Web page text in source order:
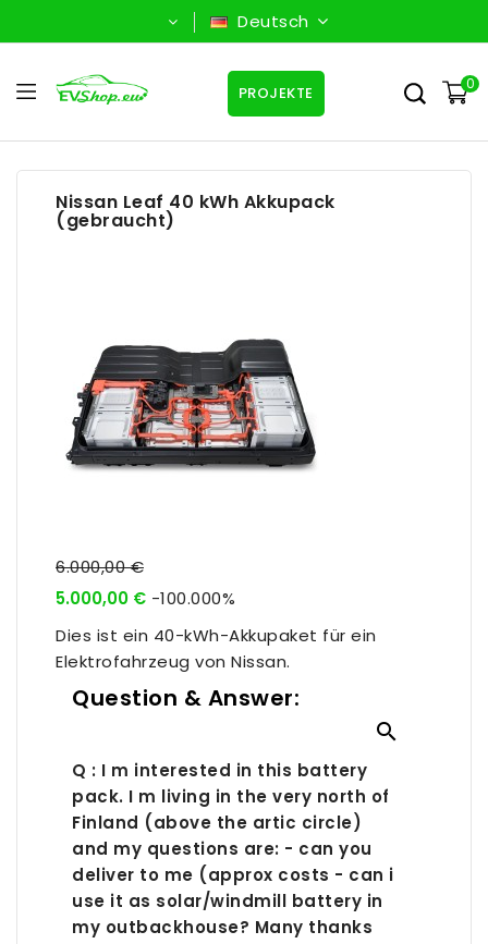
Deutsch
0
PROJEKTE
Nissan Leaf 40 kWh Akkupack
(gebraucht)
6.000,00 €
5.000,00 € -100.000%
Dies ist ein 40-kWh-Akkupaket für ein
Elektrofahrzeug von Nissan.
Question & Answer:

Q : I m interested in this battery
pack. I m living in the very north of
Finland (above the artic circle)
and my questions are: - can you
deliver to me (approx costs - can i
use it as solar/windmill battery in
my outbackhouse? Many thanks